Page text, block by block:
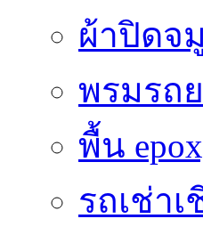
ผ้าปิดจ
พรมรถ
พื้น
รถเช่า